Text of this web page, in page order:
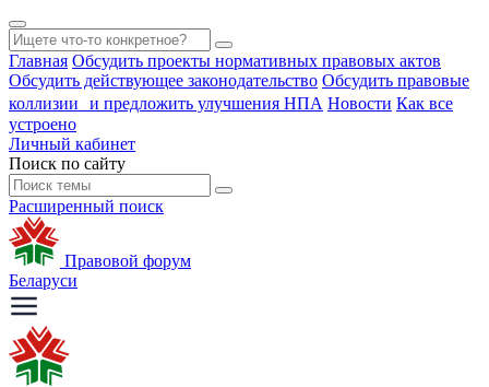
Главная Обсудить проекты нормативных правовых актов
Обсудить действующее законодательство Обсудить правовые
коллизии и предложить улучшения НПА Новости Как все
устроено
Личный кабинет
Поиск по сайту
Расширенный поиск
Правовой форум
Беларуси